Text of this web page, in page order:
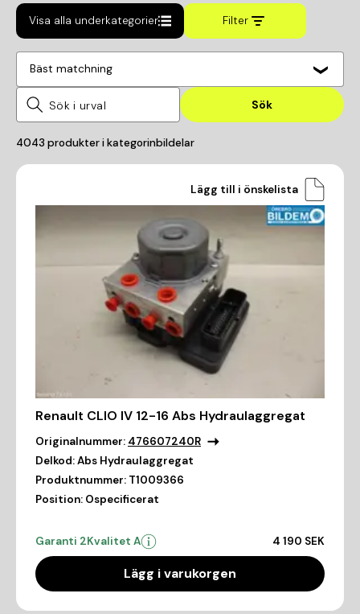
Visa alla underkategorier Filter
Bäst matchning
Sök
4043 produkter i kategorinbildelar
Lägg till i önskelista
Renault CLIO IV 12-16 Abs Hydraulaggregat
Originalnummer: 476607240R
Delkod:Abs Hydraulaggregat
Produktnummer: T1009366
Position: Ospecificerat
Garanti 2Kvalitet A 4 190 SEK
Lägg i varukorgen